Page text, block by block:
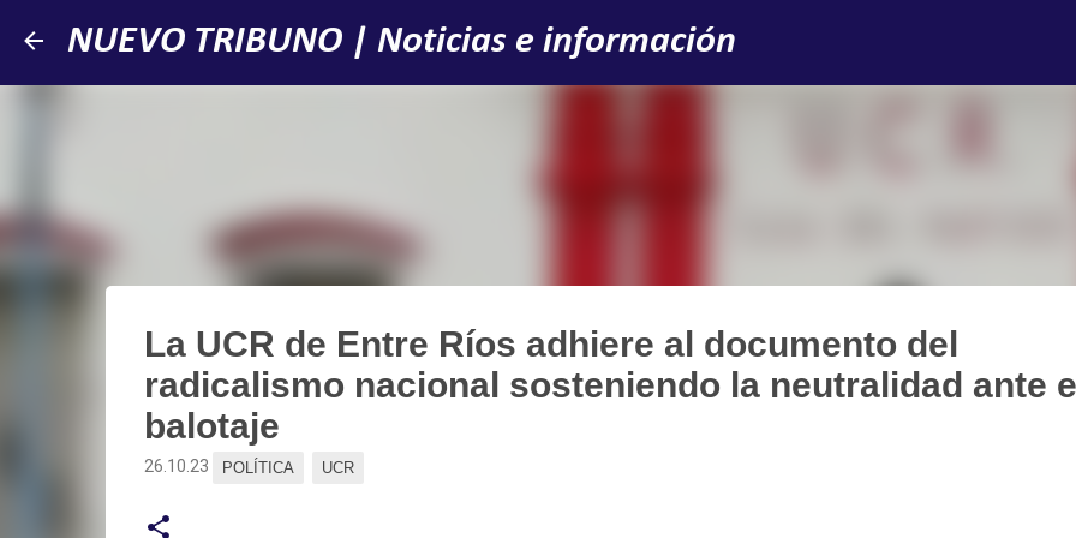
Ir al contenido principal
NUEVO TRIBUNO | Noticias e información
La UCR de Entre Ríos adhiere al documento del
radicalismo nacional sosteniendo la neutralidad ante
balotaje
26.10.23 POLÍTICA UCR